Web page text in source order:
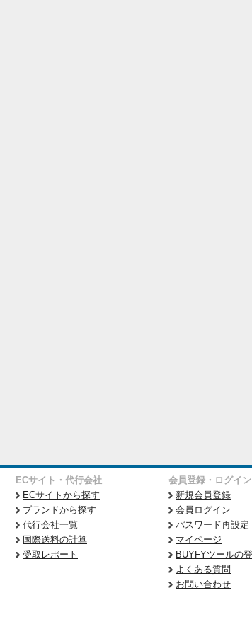
ECサイト・代行会社
ECサイトから探す
ブランドから探す
代行会社一覧
国際送料の計算
受取レポート
会員登録・ログイン
新規会員登録
会員ログイン
パスワード再設定
マイページ
BUYFYツールの
よくある質問
お問い合わせ